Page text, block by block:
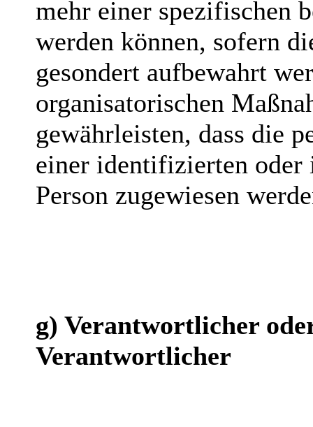
mehr einer spezifischen
werden können, sofern
gesondert aufbewahrt
organisatorischen
gewährleisten, dass die
einer identifizierten
Person zugewiesen
g) Verantwortlicher
Verantwortlicher